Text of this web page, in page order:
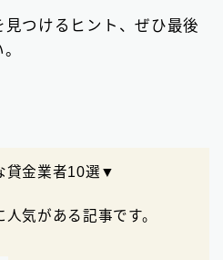
3
つけるヒント、ぜひ最後
貸金業者10選▼
気がある記事です。